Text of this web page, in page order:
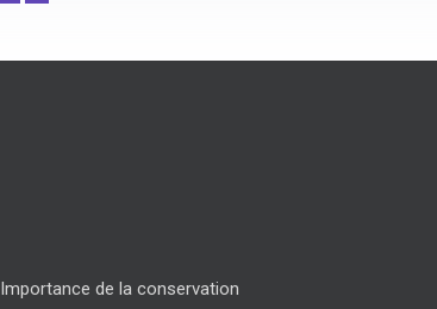
Importance de la conservation